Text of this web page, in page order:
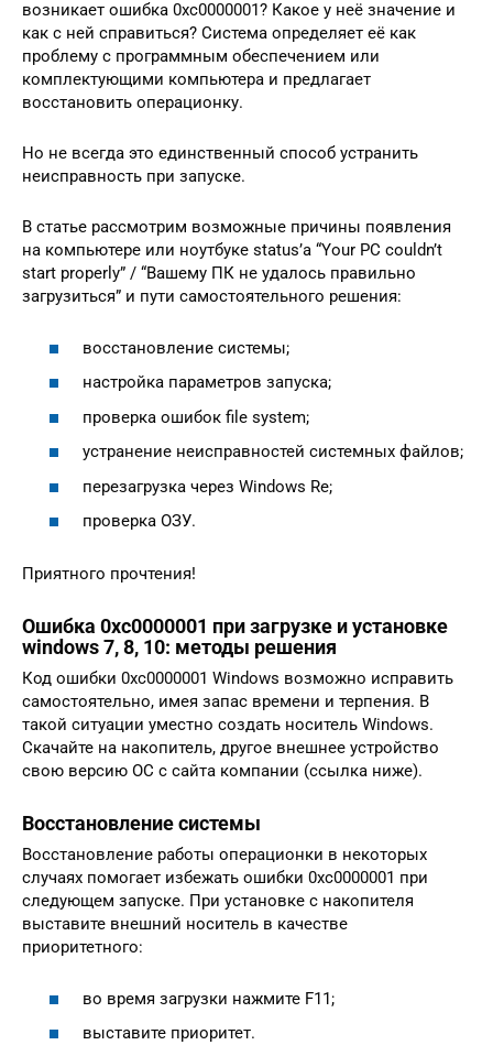
возникает ошибка 0xc0000001? Какое у неё значение и
как с ней справиться? Система определяет её как
проблему с программным обеспечением или
комплектующими компьютера и предлагает
восстановить операционку.
Но не всегда это единственный способ устранить
неисправность при запуске.
В статье рассмотрим возможные причины появления
на компьютере или ноутбуке status’а “Your PC couldn’t
start properly” / “Вашему ПК не удалось правильно
загрузиться” и пути самостоятельного решения:
восстановление системы;
настройка параметров запуска;
проверка ошибок file system;
устранение неисправностей системных файлов;
перезагрузка через Windows Re;
проверка ОЗУ.
Приятного прочтения!
Ошибка 0xc0000001 при загрузке и установке
windows 7, 8, 10: методы решения
Код ошибки 0xc0000001 Windows возможно исправить
самостоятельно, имея запас времени и терпения. В
такой ситуации уместно создать носитель Windows.
Скачайте на накопитель, другое внешнее устройство
свою версию ОС с сайта компании (ссылка ниже).
Восстановление системы
Восстановление работы операционки в некоторых
случаях помогает избежать ошибки 0xc0000001 при
следующем запуске. При установке с накопителя
выставите внешний носитель в качестве
приоритетного:
во время загрузки нажмите F11;
выставите приоритет.